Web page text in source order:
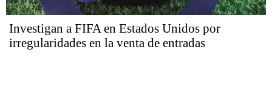
Investigan a FIFA en Estados Unidos por
irregularidades en la venta de entradas